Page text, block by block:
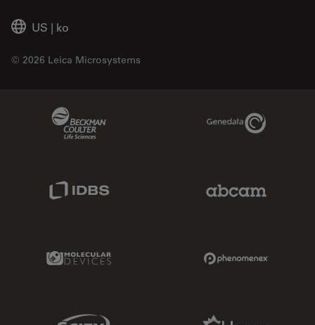
US | ko
© 2026 Leica Microsystems
Genedata Link
Molecular Devices Link
Sciex Link